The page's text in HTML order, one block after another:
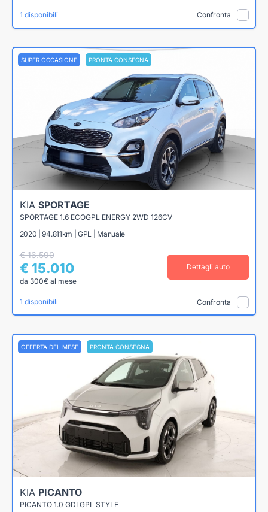
1 disponibili Confronta
SUPER OCCASIONE PRONTA CONSEGNA
KIA SPORTAGE
SPORTAGE 1.6 ECOGPL ENERGY 2WD 126CV
2020 | 94.811km | GPL | Manuale
€ 16.590
€ 15.010
da 300€ al mese
Dettagli auto
1 disponibili Confronta
OFFERTA DEL MESE PRONTA CONSEGNA
KIA PICANTO
PICANTO 1.0 GDI GPL STYLE